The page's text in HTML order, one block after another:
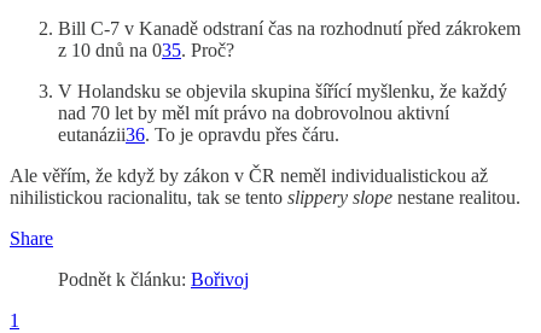
Bill C-7 v Kanadě odstraní čas na rozhodnutí před zákrokem
z 10 dnů na 035. Proč?
V Holandsku se objevila skupina šířící myšlenku, že každý
nad 70 let by měl mít právo na dobrovolnou aktivní
eutanázii36. To je opravdu přes čáru.
Ale věřím, že když by zákon v ČR neměl individualistickou až
nihilistickou racionalitu, tak se tento slippery slope nestane realitou.
Share
Podnět k článku: Bořivoj
1